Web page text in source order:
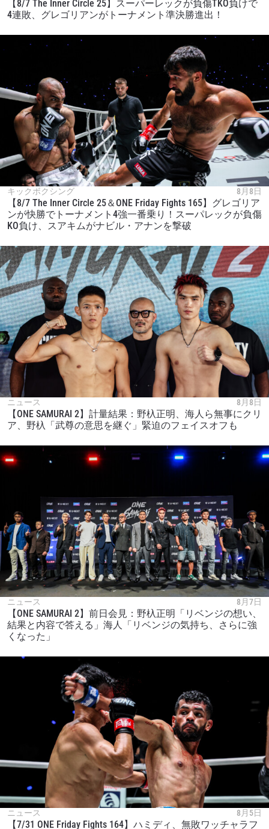
【8/7 The Inner Circle 25】スーパーレックが負傷TKO負けで
4連敗、グレゴリアンがトーナメント準決勝進出！
キックボクシング 8月8日
【8/7 The Inner Circle 25＆ONE Friday Fights 165】グレゴリア
ンが快勝でトーナメント4強一番乗り！スーパレックが負傷
KO負け、スアキムがナビル・アナンを撃破
ニュース 8月8日
【ONE SAMURAI 2】計量結果：野杁正明、海人ら無事にクリ
ア、野杁「武尊の意思を継ぐ」緊迫のフェイスオフも
ニュース 8月7日
【ONE SAMURAI 2】前日会見：野杁正明「リベンジの想い、
結果と内容で答える」海人「リベンジの気持ち、さらに強
くなった」
ニュース 8月5日
【7/31 ONE Friday Fights 164】ハミディ、無敗ワッチャラフ
対戦相手
大会
ハイライトを見る
最新情報をゲット
ONEチャンピオンシップとどこでも一緒！ 最新ニ
ュース、特別オファー、ライブイベントの最高の
席をゲットするため今すぐ登録を！
Eメール
名前（ローマ字で記入）
購読
このフォームを送信することにより、お客様は当
社のプライバシーポリシーに基づく情報の収集、
使用および開示に同意したことになります。お客
様は、いつでも配信を停止することができます。